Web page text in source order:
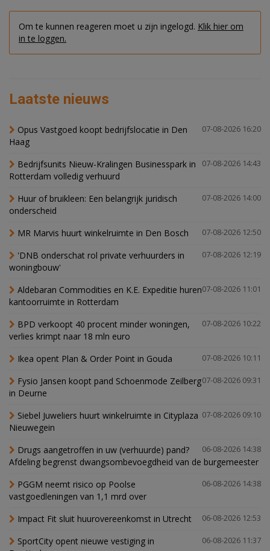
Om te kunnen reageren moet u zijn ingelogd. Klik hier om
in te loggen.
Laatste nieuws
07-08-2026 16:20
Opus Vastgoed koopt bedrijfslocatie in Den
Haag
07-08-2026 14:43
Bedrijfsunits Nieuw-Kralingen Businesspark in
Rotterdam volledig verhuurd
07-08-2026 14:00
Huur of bruikleen: Een belangrijk juridisch
onderscheid
07-08-2026 12:50
MR Marvis huurt winkelruimte in Den Bosch
07-08-2026 12:19
'DNB onderschat rol private verhuurders in
woningbouw'
07-08-2026 11:01
Aldebaran Commodities en K.E. Expeditie huren
kantoorruimte in Rotterdam
07-08-2026 10:22
BPD verkoopt 40 procent minder woningen,
verlies krimpt naar 18 mln euro
07-08-2026 10:11
Ikea opent Plan & Order Point in Gouda
07-08-2026 09:31
Fysio Jansen koopt pand Schoenmode Zeilberg
in Deurne
07-08-2026 09:10
Siebel Juweliers huurt winkelruimte in Cityplaza
Nieuwegein
06-08-2026 14:38
Drugs aangetroffen in uw (verhuurde) pand?
Afdeling begrenst dwangsombevoegdheid van de burgemeester
06-08-2026 14:38
PGGM neemt risico op Poolse
vastgoedleningen van 1,1 mrd over
06-08-2026 12:53
Impact Fit sluit huurovereenkomst in Utrecht
06-08-2026 11:37
SportCity opent nieuwe vestiging in